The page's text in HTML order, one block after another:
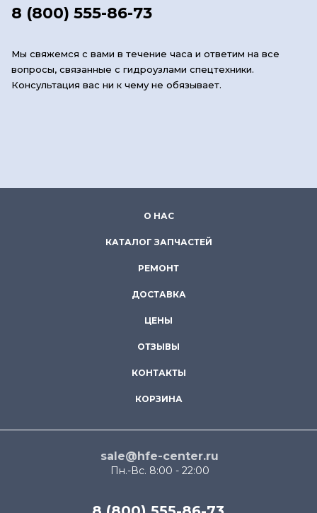
8 (800) 555-86-73
Мы свяжемся с вами в течение часа и ответим на все
вопросы, связанные с гидроузлами спецтехники.
Консультация вас ни к чему не обязывает.
О НАС
КАТАЛОГ ЗАПЧАСТЕЙ
РЕМОНТ
ДОСТАВКА
ЦЕНЫ
ОТЗЫВЫ
КОНТАКТЫ
КОРЗИНА
sale@hfe-center.ru
Пн.-Вс. 8:00 - 22:00